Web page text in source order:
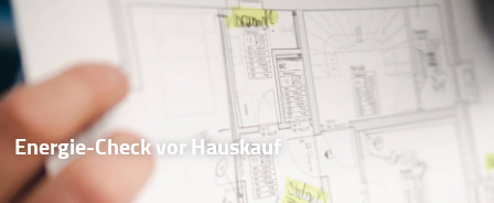
Energie-Check vor Hauskauf